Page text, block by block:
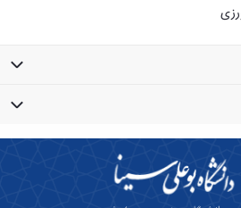
- توسعه روستایی
- ترویج و آموزش کشاورزی
- توسعه روستایی
- ترویج و آموزش کشاورزی